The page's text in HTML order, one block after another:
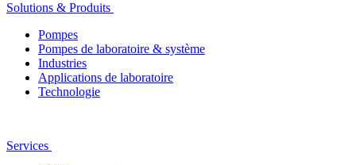
Solutions & Produits
Pompes
Pompes de laboratoire & système
Industries
Applications de laboratoire
Technologie
Services